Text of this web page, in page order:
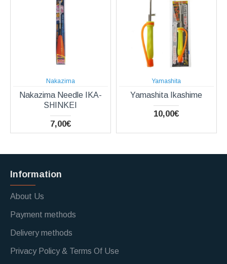
Nakazima
Nakazima Needle IKA-
SHINKEI
7,00€
Yamashita
Yamashita Ikashime
10,00€
Information
About Us
Payment methods
Delivery methods
Privacy Policy & Terms Of Use